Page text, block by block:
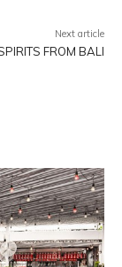
Next article
FROM BALI